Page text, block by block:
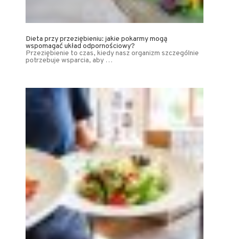
Dieta przy przeziębieniu: jakie pokarmy mogą
wspomagać układ odpornościowy?
Przeziębienie to czas, kiedy nasz organizm szczególnie
potrzebuje wsparcia, aby …